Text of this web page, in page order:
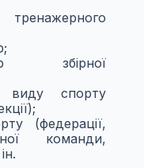
тренажерного
збірної
виду спорту
(федерації,
команди,